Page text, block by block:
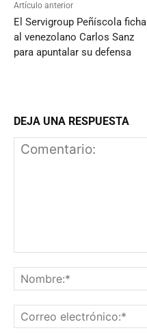
Artículo anterior
El Servigroup Peñíscola ficha
al venezolano Carlos Sanz
para apuntalar su defensa
DEJA UNA RESPUESTA